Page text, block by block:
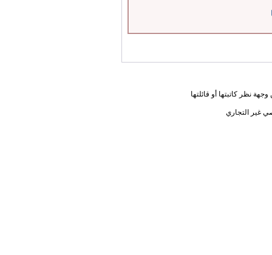
نظر كاتبتها أو قائلتها
غير التجاري